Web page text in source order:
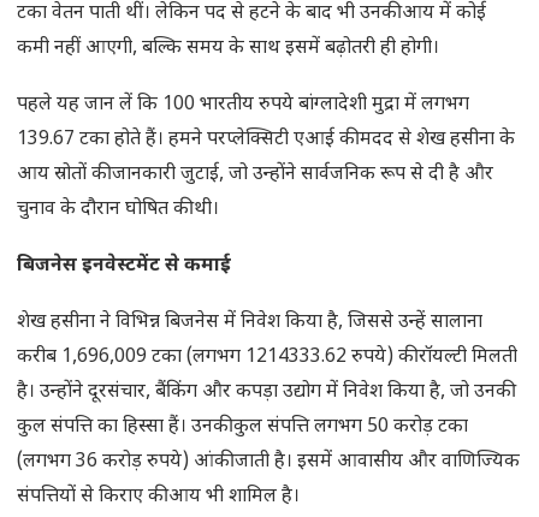
टका वेतन पाती थीं। लेकिन पद से हटने के बाद भी उनकी आय में कोई
कमी नहीं आएगी, बल्कि समय के साथ इसमें बढ़ोतरी ही होगी।
पहले यह जान लें कि 100 भारतीय रुपये बांग्लादेशी मुद्रा में लगभग
139.67 टका होते हैं। हमने परप्लेक्सिटी एआई की मदद से शेख हसीना के
आय स्रोतों की जानकारी जुटाई, जो उन्होंने सार्वजनिक रूप से दी है और
चुनाव के दौरान घोषित की थी।
बिजनेस इनवेस्टमेंट से कमाई
शेख हसीना ने विभिन्न बिजनेस में निवेश किया है, जिससे उन्हें सालाना
करीब 1,696,009 टका (लगभग 1214333.62 रुपये) की रॉयल्टी मिलती
है। उन्होंने दूरसंचार, बैंकिंग और कपड़ा उद्योग में निवेश किया है, जो उनकी
कुल संपत्ति का हिस्सा हैं। उनकी कुल संपत्ति लगभग 50 करोड़ टका
(लगभग 36 करोड़ रुपये) आंकी जाती है। इसमें आवासीय और वाणिज्यिक
संपत्तियों से किराए की आय भी शामिल है।